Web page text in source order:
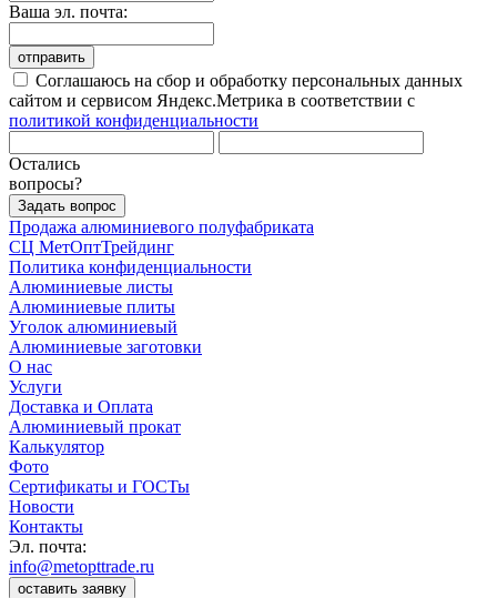
Ваша эл. почта:
отправить
Соглашаюсь на сбор и обработку персональных данных
сайтом и сервисом Яндекс.Метрика в соответствии с
политикой конфиденциальности
Остались
вопросы?
Задать вопрос
Продажа алюминиевого полуфабриката
СЦ МетОптТрейдинг
Политика конфиденциальности
Алюминиевые листы
Алюминиевые плиты
Уголок алюминиевый
Алюминиевые заготовки
О нас
Услуги
Доставка и Оплата
Алюминиевый прокат
Калькулятор
Фото
Сертификаты и ГОСТы
Новости
Контакты
Эл. почта:
info@metopttrade.ru
оставить заявку